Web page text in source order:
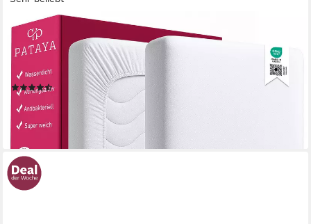
PATAYA
Matratzenschoner 90x200, 140x200, 160x200, 180x200
Matratzenauflage, Fitted wasserundurchlässig, atmungsaktiv,
pflegeleicht
(124)
ab 12,99 € 33,99 €
-62%
lieferbar - in 4-5 Werktagen bei dir